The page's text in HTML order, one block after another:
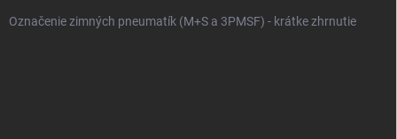
Označenie zimných pneumatík (M+S a 3PMSF) - krátke zhrnutie